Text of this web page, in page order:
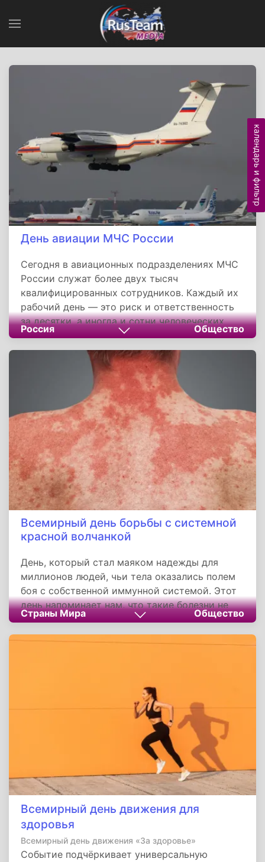
День авиации МЧС России
Сегодня в авиационных подразделениях МЧС
России служат более двух тысяч
квалифицированных сотрудников. Каждый их
рабочий день — это риск и ответственность
за десятки, а иногда и сотни человеческих
жизней. Авиация МЧС России стала
надёжным щитом, прикрывающим страну от
самых разных бедствий. Этот день
напоминает нам о том, что за каждым
успешным спасением стоит огромный труд
пилотов, штурманов, инженеров и спасателей,
для которых небо давно стало родной
стихией.
Россия Общество
Всемирный день борьбы с системной
красной волчанкой
День, который стал маяком надежды для
миллионов людей, чьи тела оказались полем
боя с собственной иммунной системой. Этот
день напоминает нам, что такие болезни не
имеют границ, но и сострадание не имеет
границ. От повышения осведомленности о
симптомах до требований доступного лечения
более долгой и счастливой.
Страны Мира Общество
Всемирный день движения для
здоровья
Всемирный день движения «За здоровье»
Событие подчёркивает универсальную
календарь и фильтр